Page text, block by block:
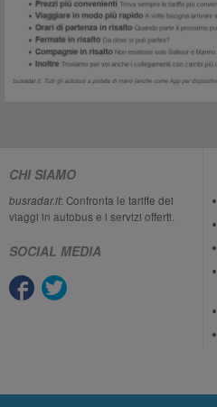
CHI SIAMO
busradar.it: Confronta le tariffe dei
viaggi in autobus e i servizi offerti.
SOCIAL MEDIA